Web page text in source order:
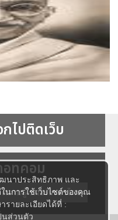
ฒนาประสิทธิภาพ และ
นการใช้เว็บไซต์ของคุณ
รายละเอียดได้ที่ :
นส่วนตัว
ไปติดเว็บ
ทคอม
วามรู้ การศึกษาไทย